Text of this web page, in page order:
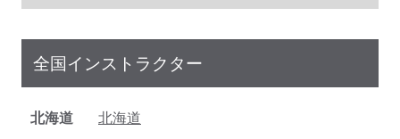
全国インストラクター
北海道
北海道